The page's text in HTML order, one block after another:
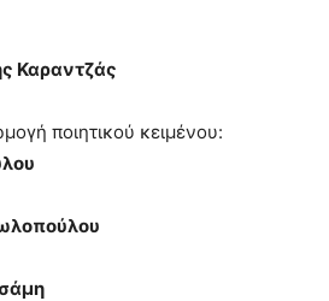
Καραντζάς
ποιητικού κειμένου:
πούλου